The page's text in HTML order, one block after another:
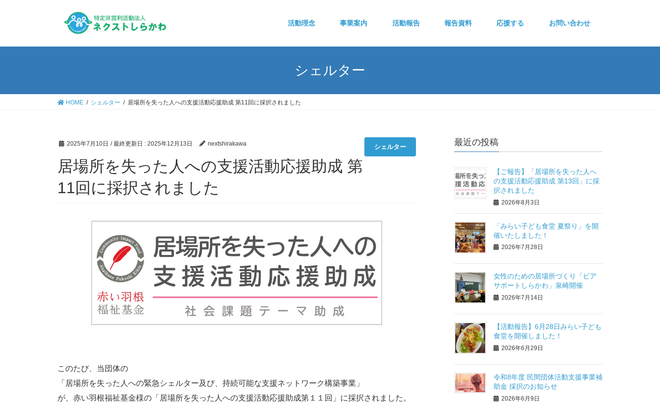
活動理念 事業案内 活動報告 報告資料 応援する お問い合わせ
シェルター
HOME シェルター 居場所を失った人への支援活動応援助成 第11回に採択されました
2025年7月10日 / 最終更新日 : 2025年12月13日 nextshirakawa シェルター
居場所を失った人への支援活動応援助成 第
11回に採択されました
このたび、当団体の
「居場所を失った人への緊急シェルター及び、持続可能な支援ネットワーク構築事業」
が、赤い羽根福祉基金様の「居場所を失った人への支援活動応援助成第１１回」に採択されました。
最近の投稿
【ご報告】「居場所を失った人へ
の支援活動応援助成 第13回」に採
択されました
2026年8月3日
「みらい子ども食堂 夏祭り」を開
催いたしました！
2026年7月28日
女性のための居場所づくり「ピア
サポートしらかわ」泉崎開催
2026年7月14日
【活動報告】6月28日みらい子ども
食堂を開催しました！
2026年6月29日
令和8年度 民間団体活動支援事業補
助金 採択のお知らせ
2026年6月9日